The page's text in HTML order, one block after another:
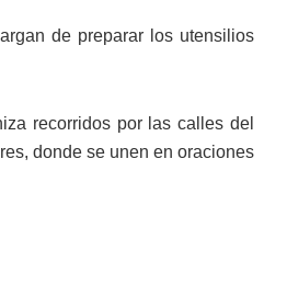
de preparar los utensilios
recorridos por las calles del
donde se unen en oraciones